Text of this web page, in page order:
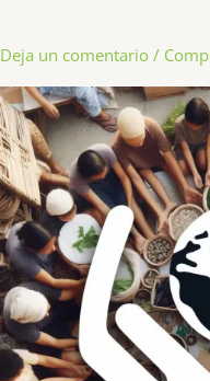
Deja un comentario /